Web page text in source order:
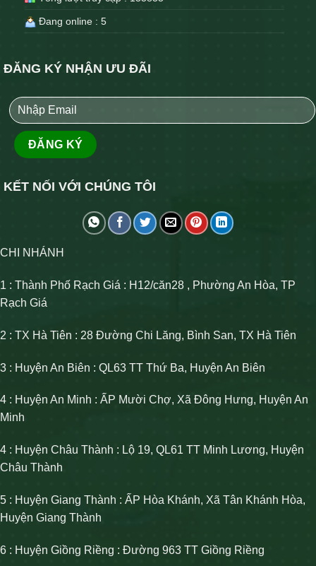
Đang online : 5
ĐĂNG KÝ NHẬN ƯU ĐÃI
KẾT NỐI VỚI CHÚNG TÔI
CHI NHÁNH
1 : Thành Phố Rạch Giá : H12/căn28 , Phường An Hòa, TP
Rạch Giá
2 : TX Hà Tiên : 28 Đường Chi Lăng, Bình San, TX Hà Tiên
3 : Huyện An Biên : QL63 TT Thứ Ba, Huyện An Biên
4 : Huyện An Minh : ẤP Mười Chợ, Xã Đông Hưng, Huyện An
Minh
4 : Huyện Châu Thành : Lộ 19, QL61 TT Minh Lương, Huyện
Châu Thành
5 : Huyện Giang Thành : ẤP Hòa Khánh, Xã Tân Khánh Hòa,
Huyện Giang Thành
6 : Huyện Giồng Riềng : Đường 963 TT Giồng Riềng